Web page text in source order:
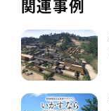
関連事例